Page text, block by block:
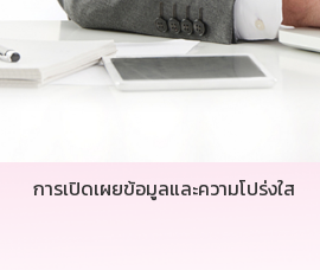
การเปิดเผยข้อมูลและความโปร่งใส